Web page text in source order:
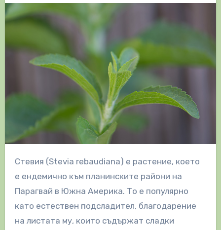
Стевия (Stevia rebaudiana) е растение, което
е ендемично към планинските райони на
Парагвай в Южна Америка. То е популярно
като естествен подсладител, благодарение
на листата му, които съдържат сладки